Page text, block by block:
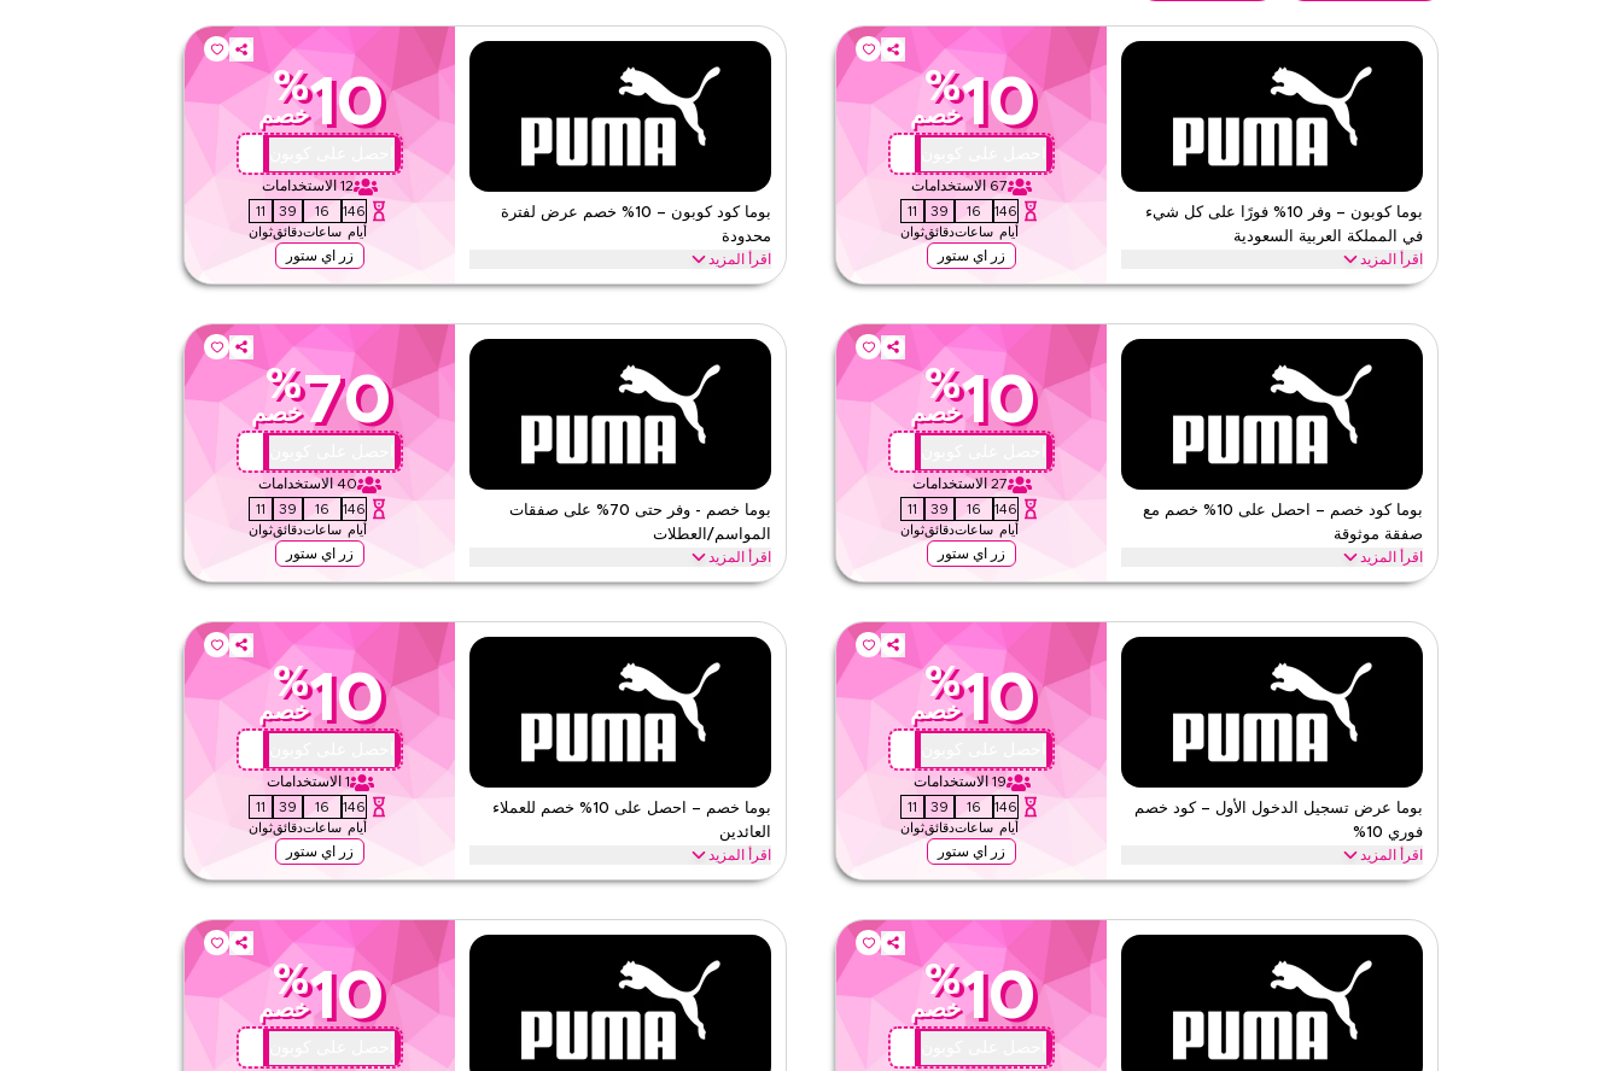
بوما كوبون – وفر 10% فورًا على كل شيء
في المملكة العربية السعودية
اقرأ المزيد
10
%
خصم
67 الاستخدامات
146
أيام
16
ساعات
39
دقائق
10
ثوان
زر اي ستور
وفر 10% فورًا مع هذا بوما كود على كل شيء. استبدل الآن للحصول على خصومات حصرية عبر أهم
بوما
الحد الأدنى للطلب
ويب/تطبيق
على مستوى الموقع
قيّمنا
بوما كود كوبون – 10% خصم عرض لفترة
محدودة
اقرأ المزيد
10
%
خصم
12 الاستخدامات
146
أيام
16
ساعات
39
دقائق
10
ثوان
زر اي ستور
احصل على 10% خصم عبر جميع الفئات مع هذا بوما كود برومو لفترة محدودة. استبدل الآن لتوفير فوري
بوما
الحد الأدنى للطلب
ويب/تطبيق
على مستوى الموقع
قيّمنا
بوما كود خصم – احصل على 10% خصم مع
صفقة موثوقة
اقرأ المزيد
10
%
خصم
27 الاستخدامات
146
أيام
16
ساعات
39
دقائق
10
ثوان
زر اي ستور
احصل على 10% خصم على جميع المنتجات مع هذا عرض بوما الموثوق. طبّق عند الدفع لتحصل على
بوما
الحد الأدنى للطلب
ويب/تطبيق
على مستوى الموقع
قيّمنا
بوما خصم - وفر حتى 70% على صفقات
المواسم/العطلات
اقرأ المزيد
70
%
خصم
40 الاستخدامات
146
أيام
16
ساعات
39
دقائق
10
ثوان
زر اي ستور
وفر حتى 70% مع هذا بوما كود كوبون خلال المواسم الاحتفالية، بما في ذلك رمضان، عيد، الجمعة
بوما
الحد الأدنى للطلب
ويب/تطبيق
على مستوى الموقع
قيّمنا
بوما عرض تسجيل الدخول الأول – كود خصم
فوري 10%
اقرأ المزيد
10
%
خصم
19 الاستخدامات
146
أيام
16
ساعات
39
دقائق
10
ثوان
زر اي ستور
جديد في بوما؟ سجّل الدخول لأول مرة وطبّق هذا بوما كوبون لتحصل على خصم 10% فوري. استمتع
بوما
الحد الأدنى للطلب
ويب/تطبيق
على مستوى الموقع
بوما خصم – احصل على 10% خصم للعملاء
العائدين
اقرأ المزيد
10
%
خصم
1 الاستخدامات
146
أيام
16
ساعات
39
دقائق
10
ثوان
زر اي ستور
تعود إلى بوما؟ استبدل هذا كود كوبون الولاء لتوفير 10% فورًا على طلبك التالي. استمتع بمكافآت خاصة
بوما
الحد الأدنى للطلب
ويب/تطبيق
على مستوى الموقع
10
%
خصم 10
%
خصم